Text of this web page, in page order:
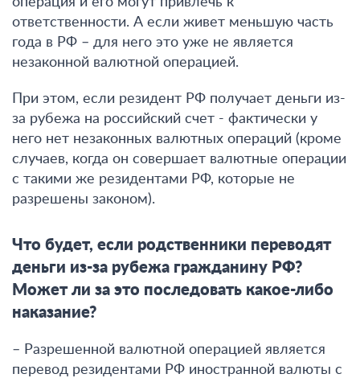
ответственности. А если живет меньшую часть
года в РФ – для него это уже не является
незаконной валютной операцией.
При этом, если резидент РФ получает деньги из-
за рубежа на российский счет - фактически у
него нет незаконных валютных операций (кроме
случаев, когда он совершает валютные операции
с такими же резидентами РФ, которые не
разрешены законом).
Что будет, если родственники переводят
деньги из-за рубежа гражданину РФ?
Может ли за это последовать какое-либо
наказание?
– Разрешенной валютной операцией является
перевод резидентами РФ иностранной валюты с